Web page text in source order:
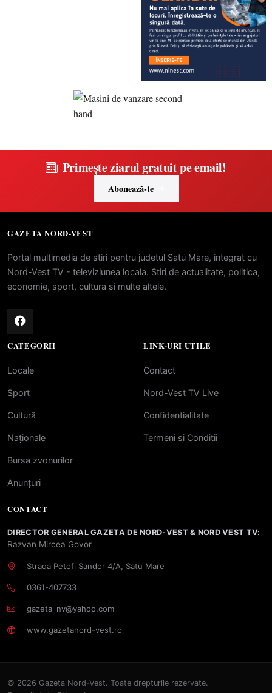
Primește ziarul gratuit pe email!
Abonează-te
GAZETA NORD-VEST
Portal multimedia de stiri pentru judetul Satu Mare, integrat cu
Nord-Vest TV - televiziunea locala. Stiri de actualitate, politica,
economie, sport, cultura si multe altele.
CATEGORII
Locale
Sport
Cultură
Naționale
Bursa zvonurilor
Anunțuri
LINK-URI UTILE
Contact
Nord-Vest TV Live
Confidentialitate
Termeni si Conditii
CONTACT
DIRECTOR GENERAL GAZETA DE NORD-VEST & NORD VEST TV:
Razvan Mircea Govor
Strada Petofi Sandor 4/A, Satu Mare
0361-407733
gazeta_nv@yahoo.com
www.gazetanord-vest.ro
© 2026 Gazeta Nord-Vest. Toate drepturile rezervate.